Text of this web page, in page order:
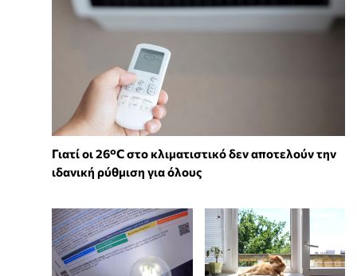
Γιατί οι 26°C στο κλιματιστικό δεν αποτελούν την
ιδανική ρύθμιση για όλους